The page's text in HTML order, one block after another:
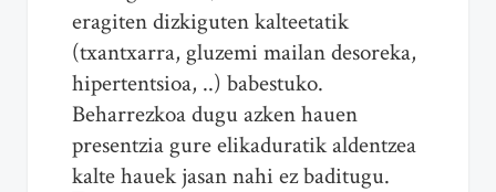
eragiten dizkiguten kalteetatik
(txantxarra, gluzemi mailan desoreka,
hipertentsioa, ..) babestuko.
Beharrezkoa dugu azken hauen
presentzia gure elikaduratik aldentzea
kalte hauek jasan nahi ez baditugu.